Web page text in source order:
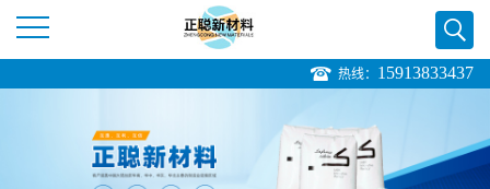
热线： 15913833437